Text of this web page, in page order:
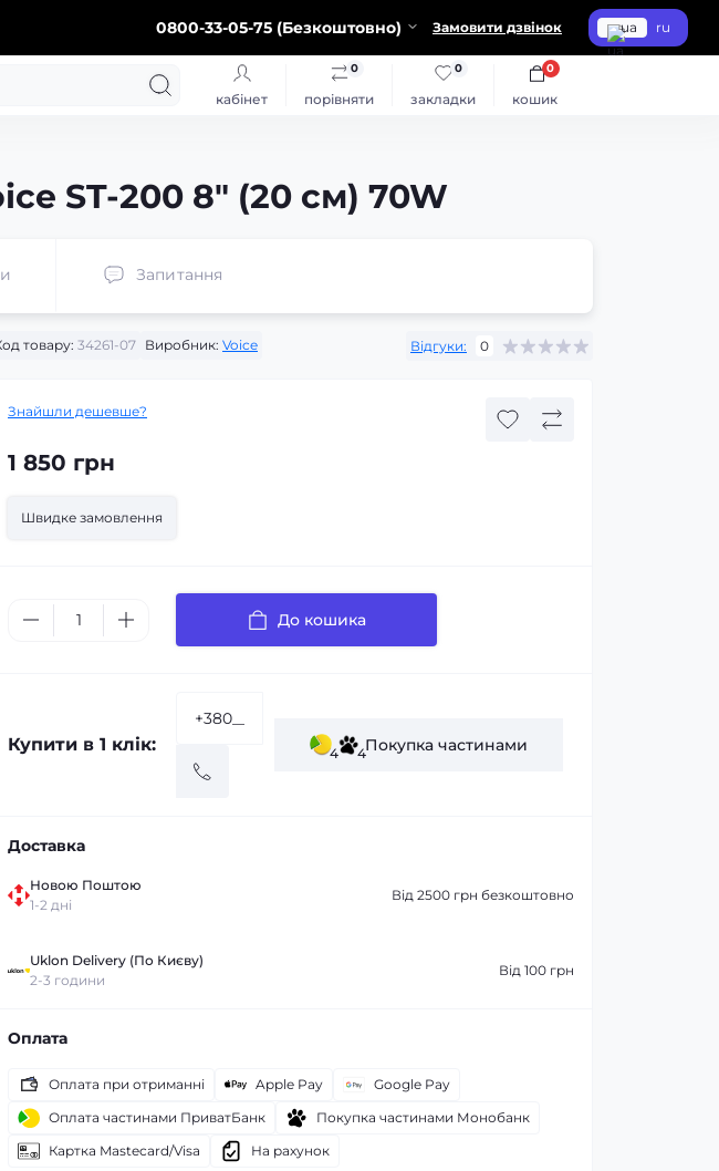
0800-33-05-75 (Безкоштовно) Замовити дзвінок ua ru
кабінет порівняти
0
закладки
0
кошик
0
ST-200 8″ (20 см) 70W
Запитання
товару: 34261-07 Виробник: Voice Відгуки: 0
Знайшли дешевше?
1 850 грн
Швидке замовлення
До кошика
Купити в 1 клік: 4 4Покупка частинами
Доставка
Новою Поштою
1-2 дні
Від 2500 грн безкоштовно
Uklon Delivery (По Києву)
2-3 години
Від 100 грн
Оплата
Оплата при отриманні Apple Pay
Google Pay
Оплата частинами ПриватБанк
Покупка частинами Монобанк
Картка Mastecard/Visa
На рахунок